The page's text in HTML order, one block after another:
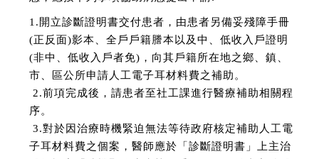
1.開立診斷證明書交付患者，由患者另備妥殘障手冊
(正反面)影本、全戶戶籍謄本以及中、低收入戶證明
(非中、低收入戶者免)，向其戶籍所在地之鄉、鎮、
市、區公所申請人工電子耳材料費之補助。
2.前項完成後，請患者至社工課進行醫療補助相關程
序。
3.對於因治療時機緊迫無法等待政府核定補助人工電
子耳材料費之個案，醫師應於「診斷證明書」上主治